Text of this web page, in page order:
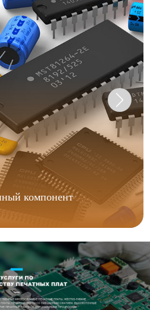
компонент